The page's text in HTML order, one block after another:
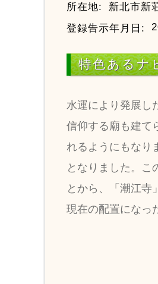
所在地:
新北市新
登録告示年月日:
特色あるナ
水運により発展し
信仰する廟も建て
れるようにもなり
となりました。こ
とから、「潮江寺
現在の配置になっ